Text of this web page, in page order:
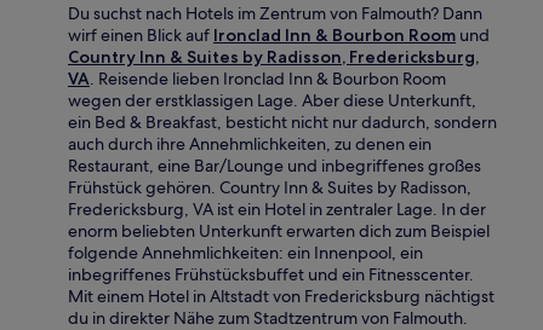
Du suchst nach Hotels im Zentrum von Falmouth? Dann
wirf einen Blick auf Ironclad Inn & Bourbon Room und
Country Inn & Suites by Radisson, Fredericksburg,
VA. Reisende lieben Ironclad Inn & Bourbon Room
wegen der erstklassigen Lage. Aber diese Unterkunft,
ein Bed & Breakfast, besticht nicht nur dadurch, sondern
auch durch ihre Annehmlichkeiten, zu denen ein
Restaurant, eine Bar/Lounge und inbegriffenes großes
Frühstück gehören. Country Inn & Suites by Radisson,
Fredericksburg, VA ist ein Hotel in zentraler Lage. In der
enorm beliebten Unterkunft erwarten dich zum Beispiel
folgende Annehmlichkeiten: ein Innenpool, ein
inbegriffenes Frühstücksbuffet und ein Fitnesscenter.
Mit einem Hotel in Altstadt von Fredericksburg nächtigst
du in direkter Nähe zum Stadtzentrum von Falmouth.